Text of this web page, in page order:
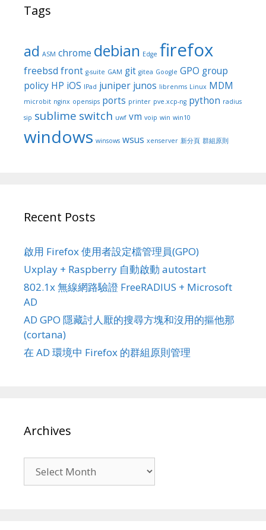
Tags
ad ASM chrome debian Edge firefox
freebsd front g-suite GAM git gitea Google GPO group
policy HP iOS IPad juniper junos librenms Linux MDM
microbit nginx opensips ports printer pve.xcp-ng python radius
sip sublime switch uwf vm voip win win10
windows winsows wsus xenserver 新分頁 群組原則
Recent Posts
啟用 Firefox 使用者設定檔管理員(GPO)
Uxplay + Raspberry 自動啟動 autostart
802.1x 無線網路驗證 FreeRADIUS + Microsoft
AD
AD GPO 隱藏討人厭的搜尋方塊和沒用的摳他那
(cortana)
在 AD 環境中 Firefox 的群組原則管理
Archives